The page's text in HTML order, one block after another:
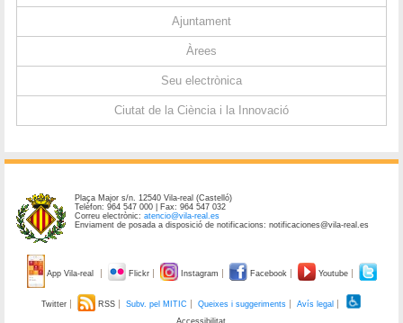
Ajuntament
Àrees
Seu electrònica
Ciutat de la Ciència i la Innovació
Plaça Major s/n. 12540 Vila-real (Castelló)
Telèfon: 964 547 000 | Fax: 964 547 032
Correu electrònic:atencio@vila-real.es
Enviament de posada a disposició de notificacions: notificaciones@vila-real.es
App Vila-real Flickr Instagram Facebook Youtube
Twitter RSS Subv. pel MITIC Queixes i suggeriments
Avís legal
Accessibilitat